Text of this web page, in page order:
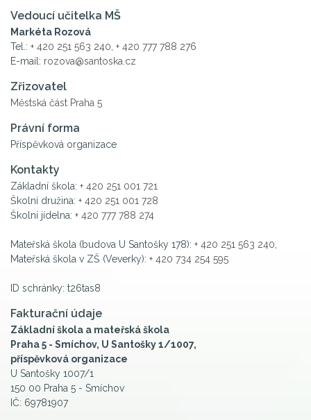
Vedoucí učitelka MŠ
Markéta Rozová
Tel.: + 420 251 563 240 + 420 777 788 276
E-mail: rozova@santoska.cz
Zřizovatel
Městská část Praha 5
Právní forma
Příspěvková organizace
Kontakty
Základní škola: + 420 251 001 721
Školní družina: + 420 251 001 728
Školní jídelna: + 420 777 788 274
Mateřská škola (budova U Santošky 178): + 420 251 563 240
Mateřská škola v ZŠ (Veverky): + 420 734 254 595
ID schránky: t26tas8
Fakturační údaje
Základní škola a mateřská škola
Praha 5 - Smíchov, U Santošky 1/1007,
příspěvková organizace
U Santošky 1007/1
150 00 Praha 5 - Smíchov
IČ: 69781907